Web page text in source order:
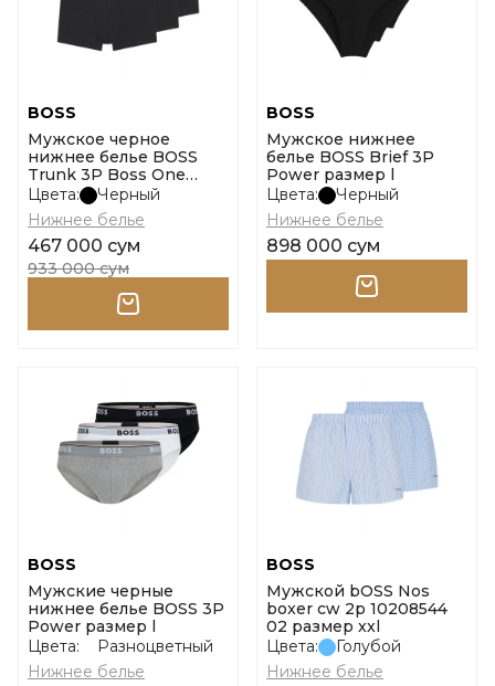
BOSS
Мужское черное
нижнее белье BOSS
Trunk 3P Boss One
размер l
Цвета:
Черный
Нижнее белье
467 000 сум
933 000 сум
BOSS
Мужское нижнее
белье BOSS Brief 3P
Power размер l
Цвета:
Черный
Нижнее белье
898 000 сум
BOSS
Мужские черные
нижнее белье BOSS 3P
Power размер l
Цвета:
Разноцветный
Нижнее белье
BOSS
Мужской bOSS Nos
boxer cw 2p 10208544
02 размер xxl
Цвета:
Голубой
Нижнее белье